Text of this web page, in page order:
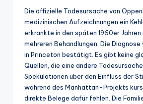
Die offizielle Todesursache von
medizinischen Aufzeichnungen ein
erkrankte in den späten 1960er
mehreren Behandlungen. Die
in Princeton bestätigt. Es gibt keine
Quellen, die eine andere
Spekulationen über den Einfluss der
während des Manhattan-Projekts
direkte Belege dafür fehlen. Die